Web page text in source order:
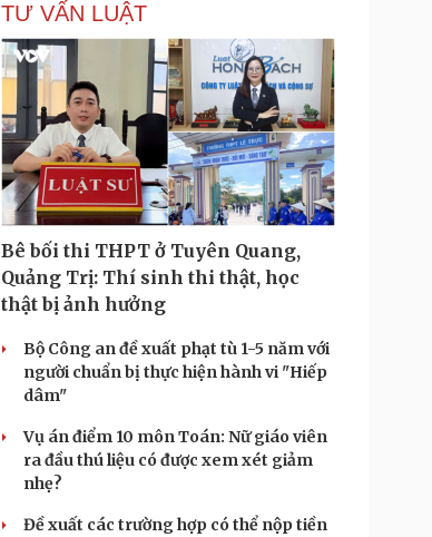
TƯ VẤN LUẬT
Bê bối thi THPT ở Tuyên Quang,
Quảng Trị: Thí sinh thi thật, học
thật bị ảnh hưởng
Bộ Công an đề xuất phạt tù 1-5 năm với
người chuẩn bị thực hiện hành vi "Hiếp
dâm"
Vụ án điểm 10 môn Toán: Nữ giáo viên
ra đầu thú liệu có được xem xét giảm
nhẹ?
Đề xuất các trường hợp có thể nộp tiền